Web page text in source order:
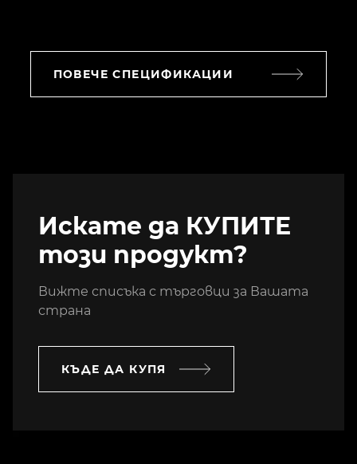
ПОВЕЧЕ СПЕЦИФИКАЦИИ
Искате да КУПИТЕ
този продукт?
Вижте списъка с търговци за Вашата
страна
КЪДЕ ДА КУПЯ